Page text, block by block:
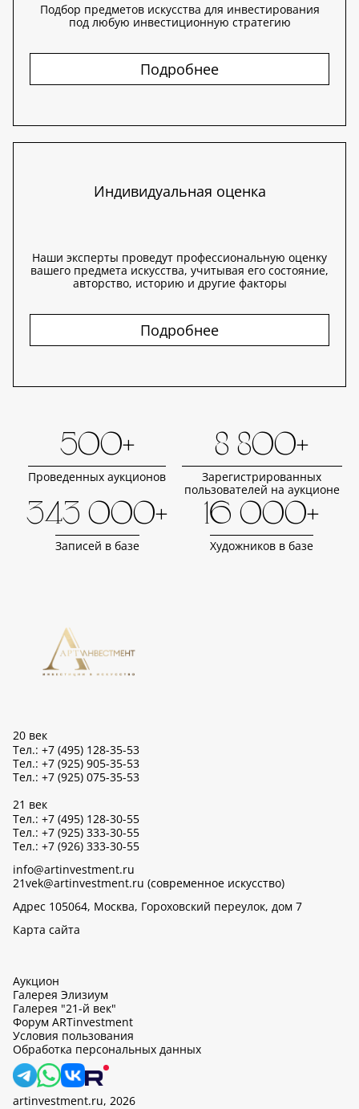
Подбор предметов искусства для инвестирования
под любую инвестиционную стратегию
Подробнее
Индивидуальная оценка
Наши эксперты проведут профессиональную оценку
вашего предмета искусства, учитывая его состояние,
авторство, историю и другие факторы
Подробнее
500+
Проведенных аукционов
8 800+
Зарегистрированных
пользователей на аукционе
343 000+
Записей в базе
16 000+
Художников в базе
20 век
Тел.: +7 (495) 128-35-53
Тел.: +7 (925) 905-35-53
Тел.: +7 (925) 075-35-53
21 век
Тел.: +7 (495) 128-30-55
Тел.: +7 (925) 333-30-55
Тел.: +7 (926) 333-30-55
info@artinvestment.ru
21vek@artinvestment.ru (современное искусство)
Адрес 105064, Москва, Гороховский переулок, дом 7
Карта сайта
Аукцион
Галерея Элизиум
Галерея "21-й век"
Форум ARTinvestment
Условия пользования
Обработка персональных данных
artinvestment.ru, 2026